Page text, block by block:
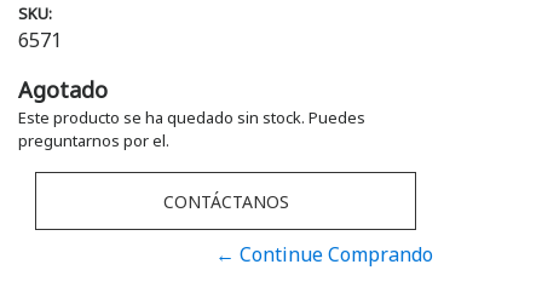
SKU:
6571
Agotado
Este producto se ha quedado sin stock. Puedes
preguntarnos por el.
CONTÁCTANOS
← Continue Comprando